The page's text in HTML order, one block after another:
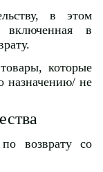
в этом
включенная в
которые
назначению/ не
возврату со